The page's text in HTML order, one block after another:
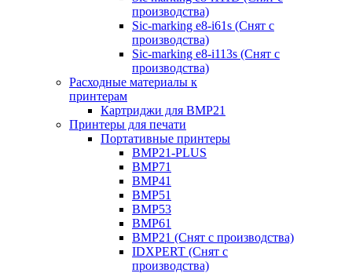
производства)
Sic-marking e8-i61s (Снят с
производства)
Sic-marking e8-i113s (Снят с
производства)
Расходные материалы к
принтерам
Картриджи для BMP21
Принтеры для печати
Портативные принтеры
BMP21-PLUS
BMP71
BMP41
BMP51
BMP53
BMP61
BMP21 (Снят с производства)
IDXPERT (Снят с
производства)